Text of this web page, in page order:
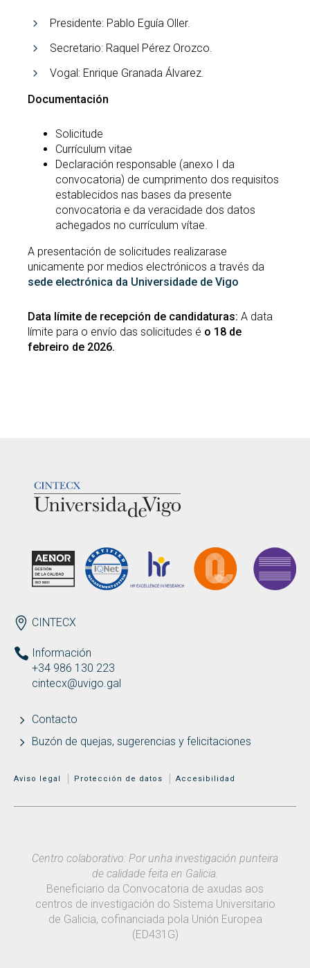
Presidente: Pablo Eguía Oller.
Secretario: Raquel Pérez Orozco.
Vogal: Enrique Granada Álvarez.
Documentación
Solicitude
Currículum vitae
Declaración responsable (anexo I da
convocatoria) de cumprimento dos requisitos
establecidos nas bases da presente
convocatoria e da veracidade dos datos
achegados no currículum vítae.
A presentación de solicitudes realizarase
unicamente por medios electrónicos a través da
sede electrónica da Universidade de Vigo
Data límite de recepción de candidaturas: A data
límite para o envío das solicitudes é o 18 de
febreiro de 2026.
ENDEREZO ES
CINTECX
Información
+34 986 130 223
cintecx@uvigo.gal
Contacto
Buzón de quejas, sugerencias y felicitaciones
MENÚ ADICIONAL
Aviso legal Protección de datos Accesibilidad
Centro colaborativo: Por unha investigación punteira
de calidade feita en Galicia.
Beneficiario da Convocatoria de axudas aos
centros de investigación do Sistema Universitario
de Galicia, cofinanciada pola Unión Europea
(ED431G)